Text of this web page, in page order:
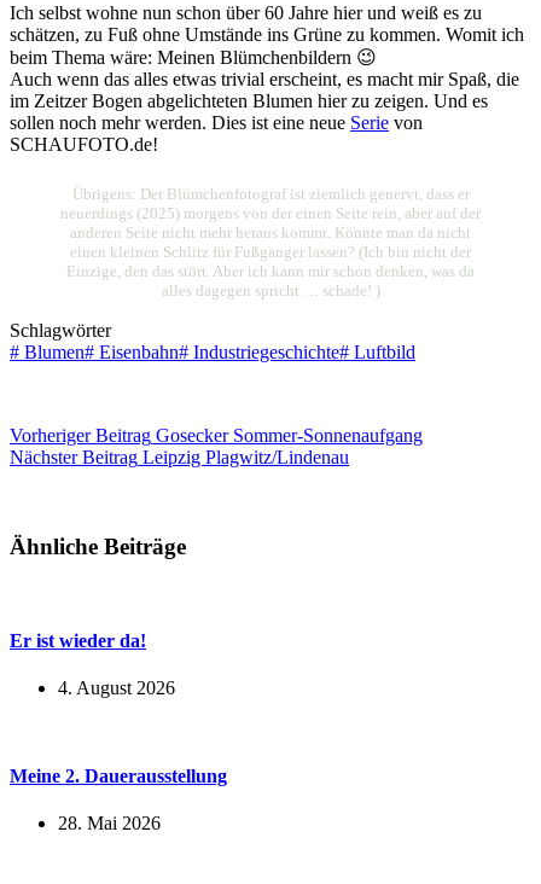
Ich selbst wohne nun schon über 60 Jahre hier und weiß es zu
schätzen, zu Fuß ohne Umstände ins Grüne zu kommen. Womit ich
beim Thema wäre: Meinen Blümchenbildern 😉
Auch wenn das alles etwas trivial erscheint, es macht mir Spaß, die
im Zeitzer Bogen abgelichteten Blumen hier zu zeigen. Und es
sollen noch mehr werden. Dies ist eine neue Serie von
SCHAUFOTO.de!
Übrigens: Der Blümchenfotograf ist ziemlich genervt, dass er
neuerdings (2025) morgens von der einen Seite rein, aber auf der
anderen Seite nicht mehr heraus kommt. Könnte man da nicht
einen kleinen Schlitz für Fußgänger lassen? (Ich bin nicht der
Einzige, den das stört. Aber ich kann mir schon denken, was da
alles dagegen spricht … schade! )
Schlagwörter
# Blumen# Eisenbahn# Industriegeschichte# Luftbild
VorherigerBeitrag Gosecker Sommer-Sonnenaufgang
NächsterBeitrag Leipzig Plagwitz/Lindenau
Ähnliche Beiträge
Er ist wieder da!
4. August 2026
Meine 2. Dauerausstellung
28. Mai 2026